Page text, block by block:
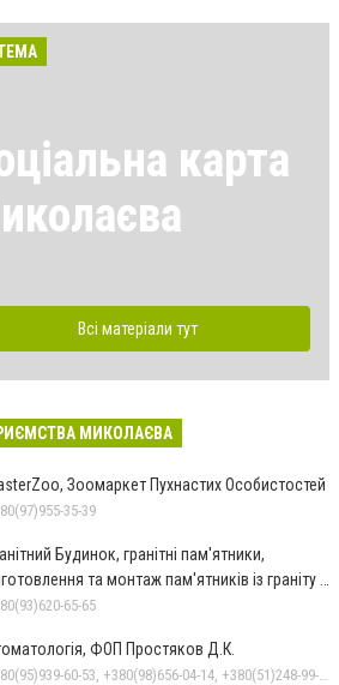
карта
Всі матеріали тут
МИКОЛАЄВА
Зоомаркет Пухнастих Особистостей
35-39
Будинок, гранітні пам'ятники,
та монтаж пам'ятників із граніту в
65-65
ФОП Простяков Д.К.